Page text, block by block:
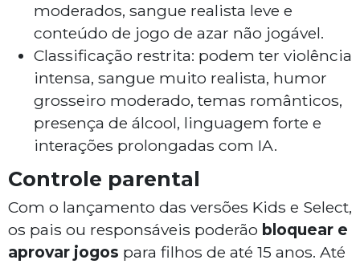
moderados, sangue realista leve e
conteúdo de jogo de azar não jogável.
Classificação restrita: podem ter violência
intensa, sangue muito realista, humor
grosseiro moderado, temas românticos,
presença de álcool, linguagem forte e
interações prolongadas com IA.
Controle parental
Com o lançamento das versões Kids e Select,
os pais ou responsáveis poderão bloquear e
aprovar jogos para filhos de até 15 anos. Até